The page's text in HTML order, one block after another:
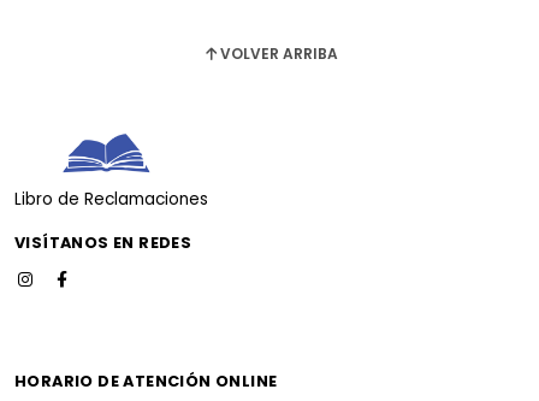
VOLVER ARRIBA
Libro de Reclamaciones
VISÍTANOS EN REDES
HORARIO DE ATENCIÓN ONLINE